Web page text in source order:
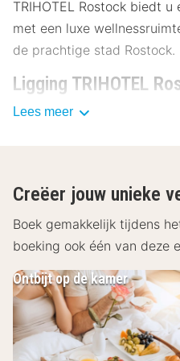
TRIHOTEL Rostock biedt
met een luxe
de prachtige stad Rostock.
Ligging TRIHOTEL
Het TRIHOTEL Rostock ligt
Kröpeliner Tor: 3
St. Mary's Church: 3.5
Hanse Sail Rostock:
Dierentuin van
Faciliteiten
In het TRIHOTEL Rostock
comfortabele bedden, die
Lees meer
Creëer jouw unieke
Boek gemakkelijk tijdens
boeking ook één van deze
Ontbijt op de kamer